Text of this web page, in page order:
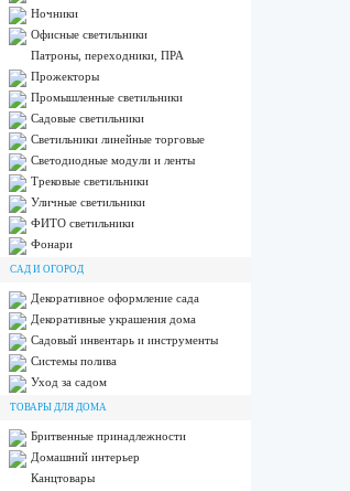
Ночники
Офисные светильники
Патроны, переходники, ПРА
Прожекторы
Промышленные светильники
Садовые светильники
Светильники линейные торговые
Светодиодные модули и ленты
Трековые светильники
Уличные светильники
ФИТО светильники
Фонари
САД И ОГОРОД
Декоративное оформление сада
Декоративные украшения дома
Садовый инвентарь и инструменты
Системы полива
Уход за садом
ТОВАРЫ ДЛЯ ДОМА
Бритвенные принадлежности
Домашний интерьер
Канцтовары